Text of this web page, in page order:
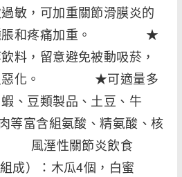
敏，可加重關節滑膜炎的
腫脹和疼痛加重。 ★
料，留意避免被動吸菸，
炎惡化。 ★可適量多
、豆類製品、土豆、牛
等富含組氨酸、精氨酸、核
。 風溼性關節炎飲食
）：木瓜4個，白蜜